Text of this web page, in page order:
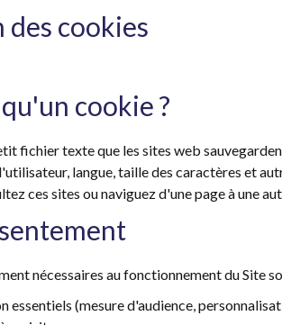
cookies
cookie ?
fichier texte que les sites web
langue, taille des caractères et
ces sites ou naviguez d'une page à une
nécessaires au fonctionnement du Site
essentiels (mesure d'audience,